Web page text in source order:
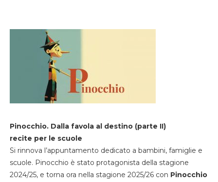
Pinocchio. Dalla favola al destino (parte II)
recite per le scuole
Si rinnova l’appuntamento dedicato a bambini, famiglie e
scuole. Pinocchio è stato protagonista della stagione
2024/25, e torna ora nella stagione 2025/26 con Pinocchio